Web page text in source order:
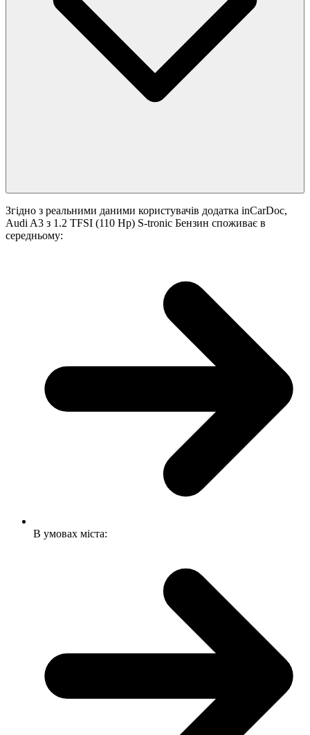
Згідно з реальними даними користувачів додатка inCarDoc,
Audi A3 з 1.2 TFSI (110 Hp) S-tronic Бензин споживає в
середньому:
В умовах міста: